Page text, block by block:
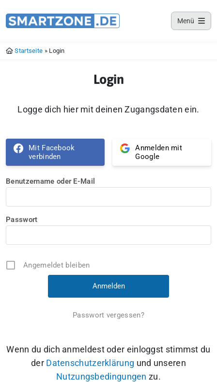
Menü
Startseite » Login
Login
Logge dich hier mit deinen Zugangsdaten ein.
Mit Facebook
verbinden
Anmelden mit
Google
Benutzername oder E-Mail
Passwort
Angemeldet bleiben
Passwort vergessen?
Wenn du dich anmeldest oder einloggst stimmst du
der Datenschutzerklärung und unseren
Nutzungsbedingungen zu.
Smartzone App
Lade jetzt deine Smartzone App